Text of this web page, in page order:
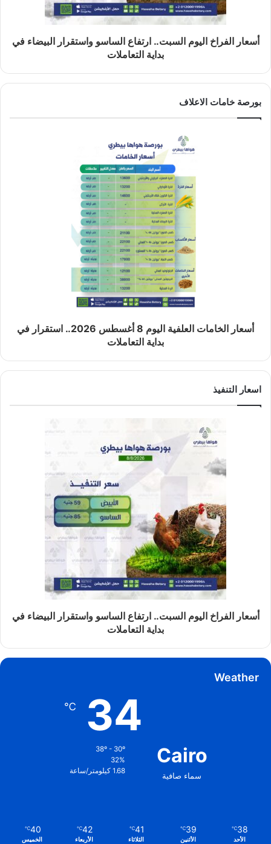
أسعار الفراخ اليوم السبت.. ارتفاع الساسو واستقرار البيضاء في
بداية التعاملات
بورصة خامات الاعلاف
أسعار الخامات العلفية اليوم 8 أغسطس 2026.. استقرار في
بداية التعاملات
اسعار التنفيذ
أسعار الفراخ اليوم السبت.. ارتفاع الساسو واستقرار البيضاء في
بداية التعاملات
Weather
Cairo
سماء صافية
34
℃
38º - 30º
32%
1.68 كيلومتر/ساعة
38
℃
الأحد
39
℃
الأثنين
41
℃
الثلاثاء
42
℃
الأربعاء
40
℃
الخميس